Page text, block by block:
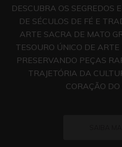
DESCUBRA OS SEGREDOS
DE SÉCULOS DE FÉ E
ARTE SACRA DE MATO
TESOURO ÚNICO DE
PRESERVANDO PEÇAS
TRAJETÓRIA DA
CORAÇÃO DO